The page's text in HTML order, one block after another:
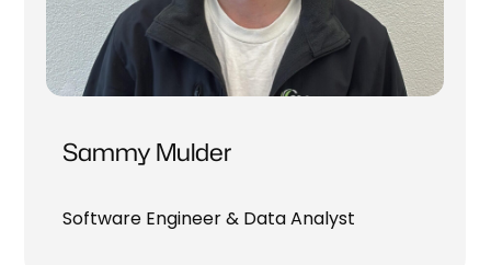
Sammy Mulder
Software Engineer & Data Analyst